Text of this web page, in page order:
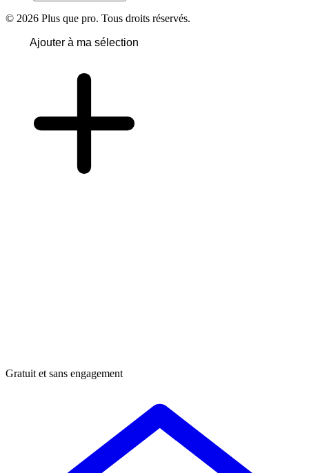
© 2026 Plus que pro. Tous droits réservés.
Ajouter à ma sélection
Gratuit et sans engagement